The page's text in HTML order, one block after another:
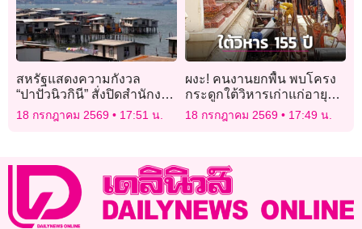
สหรัฐแสดงความกังวล
“ปาปัวนิวกินี” สั่งปิดสำนักงาน
ไต้หวันตามคำขู่ “จีน”
18 กรกฎาคม 2569 17:51 น.
ผงะ! คนงานยกพื้น พบโครง
กระดูกใต้วิหารเก่าแก่อายุ
155 ปี วัดดังกลางกรุง
18 กรกฎาคม 2569 17:49 น.